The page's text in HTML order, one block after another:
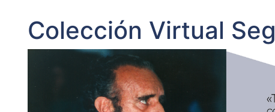
Colección Virtual